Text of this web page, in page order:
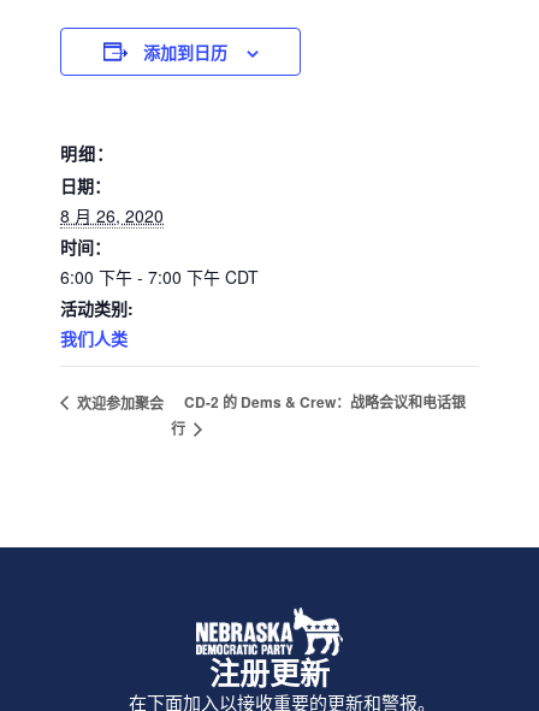
添加到日历
明细：
日期：
8 月 26, 2020
时间：
6:00 下午 - 7:00 下午 CDT
活动类别:
我们人类
欢迎参加聚会
CD-2 的 Dems & Crew：战略会议和电话银
行
注册更新
在下面加入以接收重要的更新和警报。